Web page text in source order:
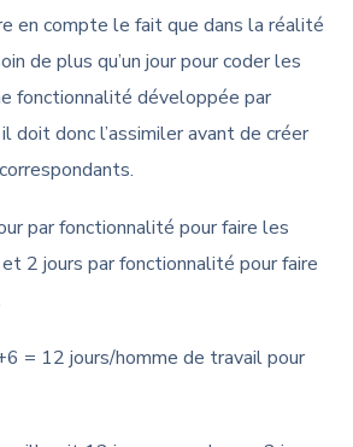
en compte le fait que dans la réalité
de plus qu’un jour pour coder les
fonctionnalité développée par
il doit donc l’assimiler avant de créer
par fonctionnalité pour faire les
2 jours par fonctionnalité pour faire
= 12 jours/homme de travail pour